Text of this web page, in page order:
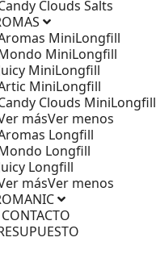
Clouds Salts
MiniLongfill
MiniLongfill
MiniLongfill
MiniLongfill
Clouds MiniLongfill
másVer menos
Longfill
Longfill
Longfill
másVer menos
CONTACTO